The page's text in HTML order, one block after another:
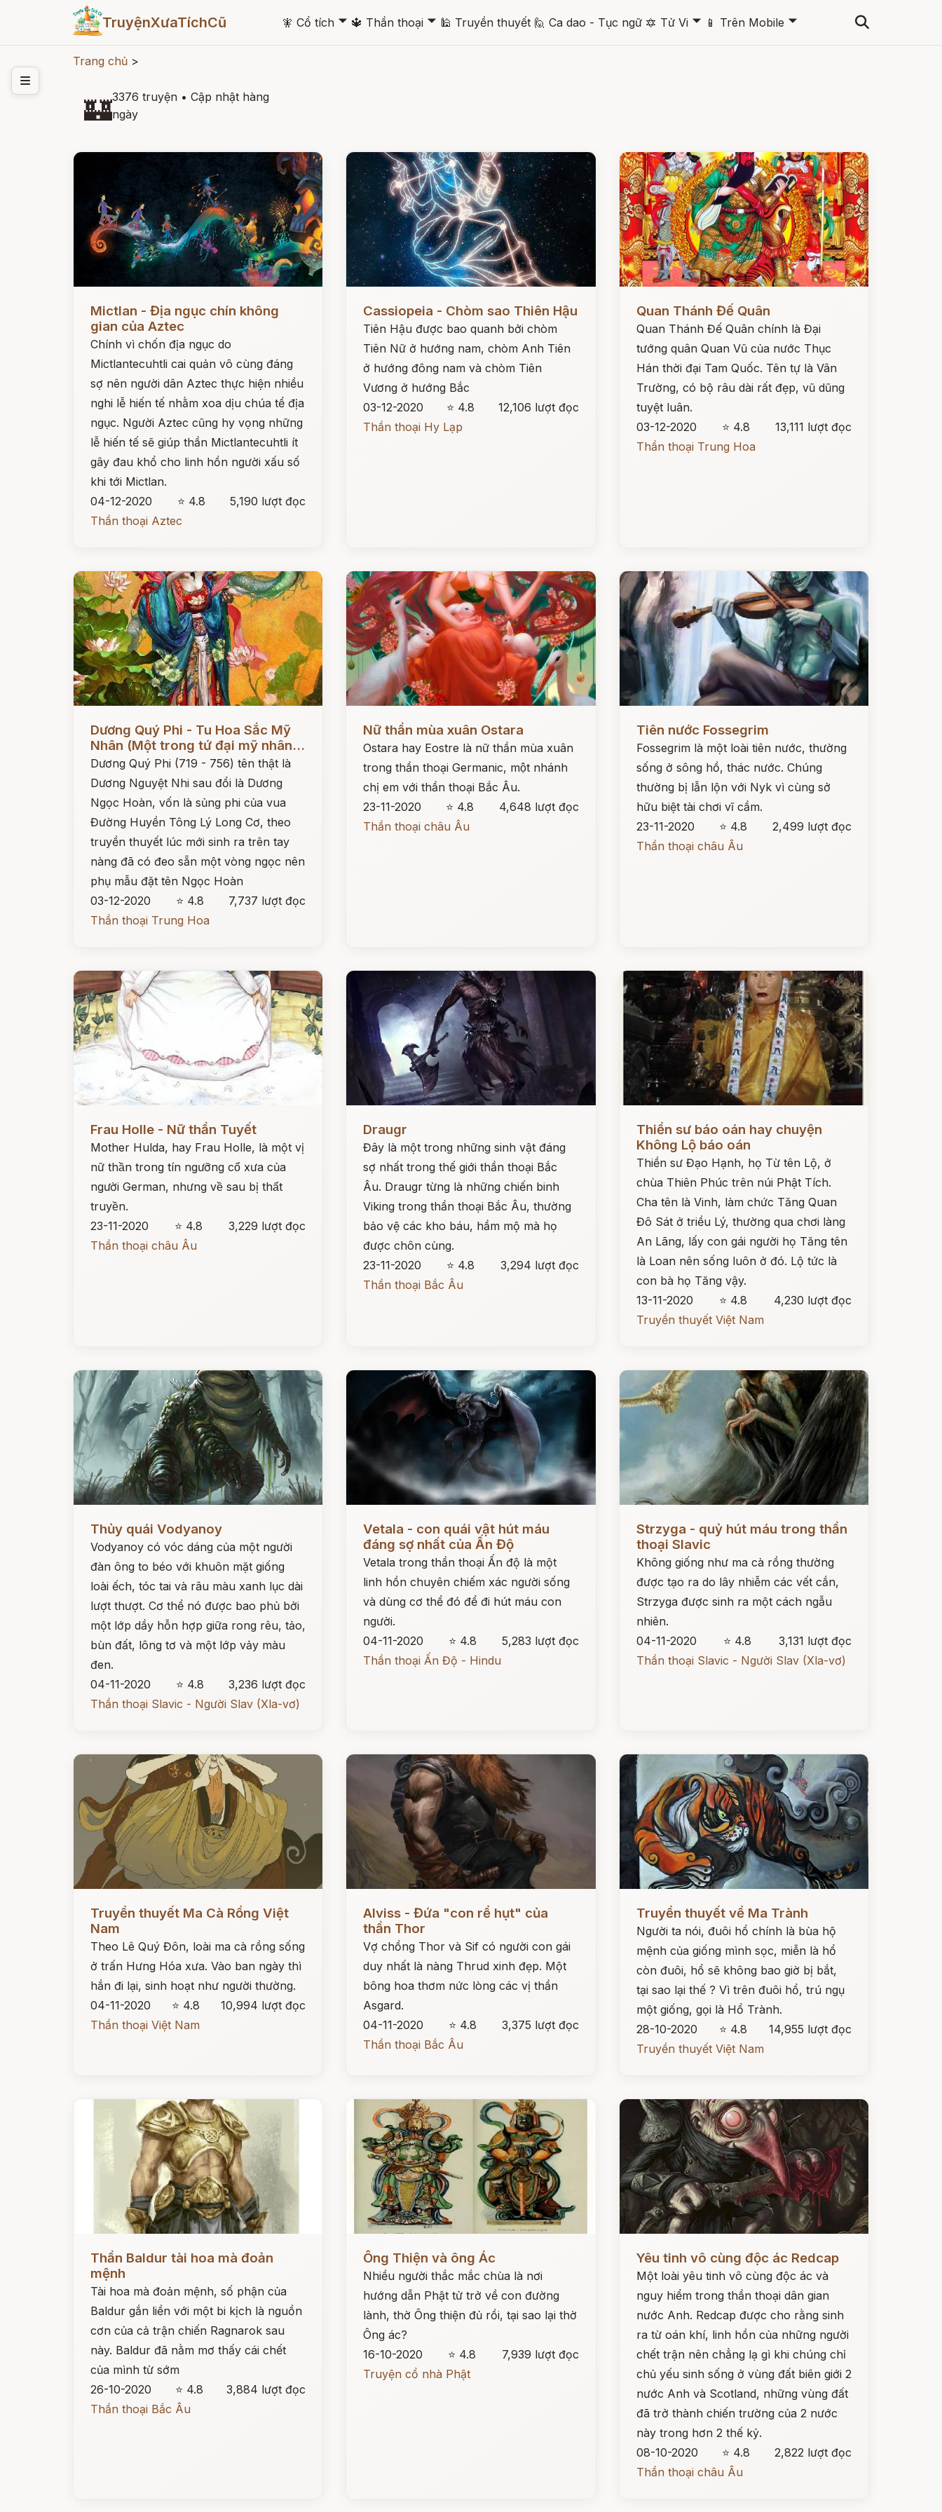
TruyệnXưaTíchCũ 🧚 Cổ tích 🞃 🔱 Thần thoại 🞃 🕌 Truyền thuyết 🙋 Ca dao - Tục ngữ 🔯 Tử Vi 🞃 📱 Trên Mobile 🞃
Trang chủ >
🏰3376 truyện • Cập nhật hàng
ngày
Mictlan - Địa ngục chín không
gian của Aztec
Chính vì chốn địa ngục do
Mictlantecuhtli cai quản vô cùng đáng
sợ nên người dân Aztec thực hiện nhiều
nghi lễ hiến tế nhằm xoa dịu chúa tể địa
ngục. Người Aztec cũng hy vọng những
lễ hiến tế sẽ giúp thần Mictlantecuhtli ít
gây đau khổ cho linh hồn người xấu số
khi tới Mictlan.
04-12-2020
⭐ 4.8
5,190 lượt đọc
Thần thoại Aztec
Cassiopeia - Chòm sao Thiên Hậu
Tiên Hậu được bao quanh bởi chòm
Tiên Nữ ở hướng nam, chòm Anh Tiên
ở hướng đông nam và chòm Tiên
Vương ở hướng Bắc
03-12-2020
⭐ 4.8
12,106 lượt đọc
Thần thoại Hy Lạp
Quan Thánh Đế Quân
Quan Thánh Đế Quân chính là Đại
tướng quân Quan Vũ của nước Thục
Hán thời đại Tam Quốc. Tên tự là Vân
Trường, có bộ râu dài rất đẹp, vũ dũng
tuyệt luân.
03-12-2020
⭐ 4.8
13,111 lượt đọc
Thần thoại Trung Hoa
Dương Quý Phi - Tu Hoa Sắc Mỹ
Nhân (Một trong tứ đại mỹ nhân...
Dương Quý Phi (719 - 756) tên thật là
Dương Nguyệt Nhi sau đổi là Dương
Ngọc Hoàn, vốn là sủng phi của vua
Đường Huyền Tông Lý Long Cơ, theo
truyền thuyết lúc mới sinh ra trên tay
nàng đã có đeo sẵn một vòng ngọc nên
phụ mẫu đặt tên Ngọc Hoàn
03-12-2020
⭐ 4.8
7,737 lượt đọc
Thần thoại Trung Hoa
Nữ thần mùa xuân Ostara
Ostara hay Eostre là nữ thần mùa xuân
trong thần thoại Germanic, một nhánh
chị em với thần thoại Bắc Âu.
23-11-2020
⭐ 4.8
4,648 lượt đọc
Thần thoại châu Âu
Tiên nước Fossegrim
Fossegrim là một loài tiên nước, thường
sống ở sông hồ, thác nước. Chúng
thường bị lẫn lộn với Nyk vì cùng sở
hữu biệt tài chơi vĩ cầm.
23-11-2020
⭐ 4.8
2,499 lượt đọc
Thần thoại châu Âu
Frau Holle - Nữ thần Tuyết
Mother Hulda, hay Frau Holle, là một vị
nữ thần trong tín ngưỡng cổ xưa của
người German, nhưng về sau bị thất
truyền.
23-11-2020
⭐ 4.8
3,229 lượt đọc
Thần thoại châu Âu
Draugr
Đây là một trong những sinh vật đáng
sợ nhất trong thế giới thần thoại Bắc
Âu. Draugr từng là những chiến binh
Viking trong thần thoại Bắc Âu, thường
bảo vệ các kho báu, hầm mộ mà họ
được chôn cùng.
23-11-2020
⭐ 4.8
3,294 lượt đọc
Thần thoại Bắc Âu
Đọc ngay
Thiền sư báo oán hay chuyện
Không Lộ báo oán
Thiền sư Đạo Hạnh, họ Từ tên Lộ, ở
chùa Thiên Phúc trên núi Phật Tích.
Cha tên là Vinh, làm chức Tăng Quan
Đô Sát ở triều Lý, thường qua chơi làng
An Lãng, lấy con gái người họ Tăng tên
là Loan nên sống luôn ở đó. Lộ tức là
con bà họ Tăng vậy.
13-11-2020
⭐ 4.8
4,230 lượt đọc
Truyền thuyết Việt Nam
Thủy quái Vodyanoy
Vodyanoy có vóc dáng của một người
đàn ông to béo với khuôn mặt giống
loài ếch, tóc tai và râu màu xanh lục dài
lượt thượt. Cơ thể nó được bao phủ bởi
một lớp dầy hỗn hợp giữa rong rêu, tảo,
bùn đất, lông tơ và một lớp vảy màu
đen.
04-11-2020
⭐ 4.8
3,236 lượt đọc
Thần thoại Slavic - Người Slav (Xla-vơ)
Vetala - con quái vật hút máu
đáng sợ nhất của Ấn Độ
Vetala trong thần thoại Ấn độ là một
linh hồn chuyên chiếm xác người sống
và dùng cơ thể đó để đi hút máu con
người.
04-11-2020
⭐ 4.8
5,283 lượt đọc
Thần thoại Ấn Độ - Hindu
Strzyga - quỷ hút máu trong thần
thoại Slavic
Không giống như ma cà rồng thường
được tạo ra do lây nhiễm các vết cắn,
Strzyga được sinh ra một cách ngẫu
nhiên.
04-11-2020
⭐ 4.8
3,131 lượt đọc
Thần thoại Slavic - Người Slav (Xla-vơ)
Đọc ngay
Truyền thuyết Ma Cà Rồng Việt
Nam
Theo Lê Quý Đôn, loài ma cà rồng sống
ở trấn Hưng Hóa xưa. Vào ban ngày thì
hắn đi lại, sinh hoạt như người thường.
04-11-2020
⭐ 4.8
10,994 lượt đọc
Thần thoại Việt Nam
Alviss - Đứa "con rể hụt" của
thần Thor
Vợ chồng Thor và Sif có người con gái
duy nhất là nàng Thrud xinh đẹp. Một
bông hoa thơm nức lòng các vị thần
Asgard.
04-11-2020
⭐ 4.8
3,375 lượt đọc
Thần thoại Bắc Âu
Đọc ngay
Truyền thuyết về Ma Trành
Người ta nói, đuôi hổ chính là bùa hộ
mệnh của giống mình sọc, miễn là hổ
còn đuôi, hổ sẽ không bao giờ bị bắt,
tại sao lại thế ? Vì trên đuôi hổ, trú ngụ
một giống, gọi là Hổ Trành.
28-10-2020
⭐ 4.8
14,955 lượt đọc
Truyền thuyết Việt Nam
Đọc ngay
Thần Baldur tài hoa mà đoản
mệnh
Tài hoa mà đoản mệnh, số phận của
Baldur gắn liền với một bi kịch là nguồn
cơn của cả trận chiến Ragnarok sau
này. Baldur đã nằm mơ thấy cái chết
của mình từ sớm
26-10-2020
⭐ 4.8
3,884 lượt đọc
Thần thoại Bắc Âu
Đọc ngay
Ông Thiện và ông Ác
Nhiều người thắc mắc chùa là nơi
hướng dẫn Phật tử trở về con đường
lành, thờ Ông thiện đủ rồi, tại sao lại thờ
Ông ác?
16-10-2020
⭐ 4.8
7,939 lượt đọc
Truyện cổ nhà Phật
Yêu tinh vô cùng độc ác Redcap
Một loài yêu tinh vô cùng độc ác và
nguy hiểm trong thần thoại dân gian
nước Anh. Redcap được cho rằng sinh
ra từ oán khí, linh hồn của những người
chết trận nên chẳng lạ gì khi chúng chỉ
chủ yếu sinh sống ở vùng đất biên giới 2
nước Anh và Scotland, những vùng đất
đã trở thành chiến trường của 2 nước
này trong hơn 2 thế kỷ.
08-10-2020
⭐ 4.8
2,822 lượt đọc
Thần thoại châu Âu